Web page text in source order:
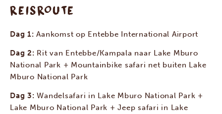
REISROUTE
Dag 1:Aankomst op Entebbe International Airport
Dag 2: Rit van Entebbe/Kampala naar Lake Mburo
National Park + Mountainbike safari net buiten Lake
Mburo National Park
Dag 3:Wandelsafari in Lake Mburo National Park +
Lake Mburo National Park + Jeep safari in Lake